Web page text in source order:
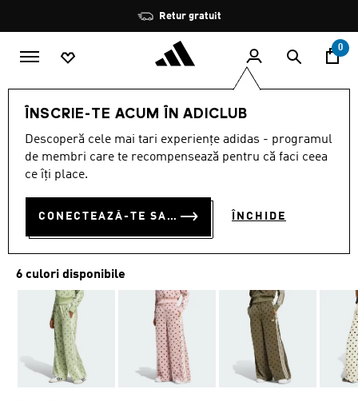
Oprește
rotația
Retur gratuit
0
ÎNSCRIE-TE ACUM ÎN ADICLUB
Descoperă cele mai tari experiențe adidas - programul
de membri care te recompensează pentru că faci ceea
ce îți place.
CONECTEAZĂ-TE SAU ÎNSCRIE-TE ACUM ÎNCHIDE
Femei
PANTALONI LARGI DIN SATIN
CU BULINE
RON 350.00
6 culori disponibile